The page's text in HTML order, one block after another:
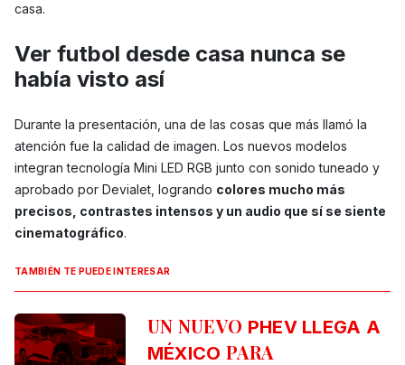
casa.
Ver futbol desde casa nunca se
había visto así
Durante la presentación, una de las cosas que más llamó la
atención fue la calidad de imagen. Los nuevos modelos
integran tecnología Mini LED RGB junto con sonido tuneado y
aprobado por Devialet, logrando colores mucho más
precisos, contrastes intensos y un audio que sí se siente
cinematográfico.
TAMBIÉN TE PUEDE INTERESAR
UN NUEVO PHEV LLEGA A
MÉXICO PARA